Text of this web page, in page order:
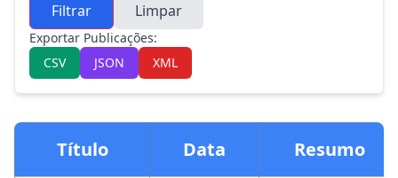
Filtrar Limpar
Exportar Publicações:
CSV
JSON XML
Título Data Resumo